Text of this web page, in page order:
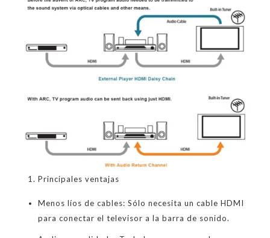
Principales ventajas
Menos líos de cables: Sólo necesita un cable HDMI
para conectar el televisor a la barra de sonido.